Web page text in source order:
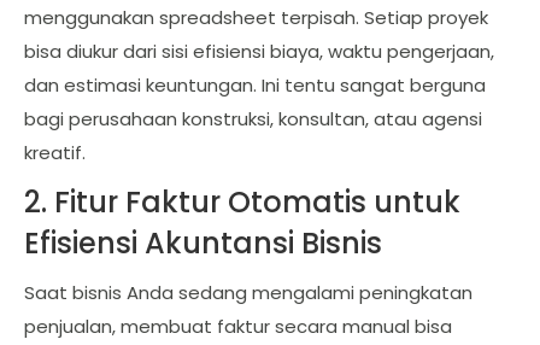
menggunakan spreadsheet terpisah. Setiap proyek
bisa diukur dari sisi efisiensi biaya, waktu pengerjaan,
dan estimasi keuntungan. Ini tentu sangat berguna
bagi perusahaan konstruksi, konsultan, atau agensi
kreatif.
2. Fitur Faktur Otomatis untuk
Efisiensi Akuntansi Bisnis
Saat bisnis Anda sedang mengalami peningkatan
penjualan, membuat faktur secara manual bisa